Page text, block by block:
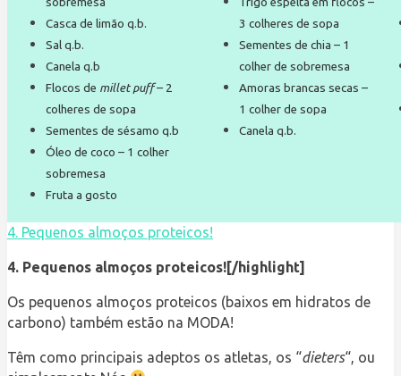
Casca de limão q.b.
Sal q.b.
Canela q.b
Flocos de millet puff– 2
colheres de sopa
Sementes de sésamo q.b
Óleo de coco – 1 colher
sobremesa
Fruta a gosto
3 colheres de sopa
Sementes de chia – 1
colher de sobremesa
Amoras brancas secas –
1 colher de sopa
Canela q.b.
4. Pequenos almoços proteicos!
4. Pequenos almoços proteicos![/highlight]
Os pequenos almoços proteicos (baixos em hidratos de
carbono) também estão na MODA!
Têm como principais adeptos os atletas, os “dieters“, ou